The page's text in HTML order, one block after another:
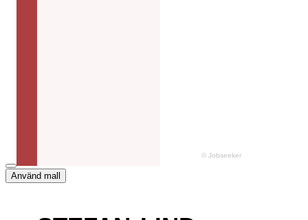
Använd mall